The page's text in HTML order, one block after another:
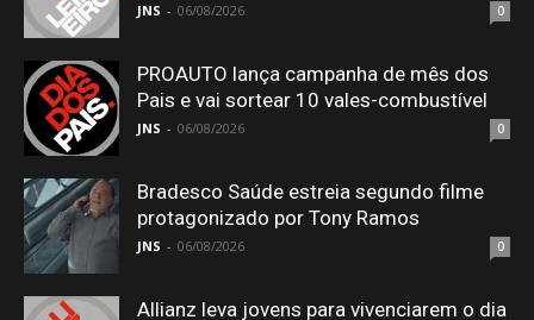
JNS - 06/08/2026 0
PROAUTO lança campanha de mês dos
Pais e vai sortear 10 vales-combustível
JNS - 06/08/2026 0
Bradesco Saúde estreia segundo filme
protagonizado por Tony Ramos
JNS - 06/08/2026 0
Allianz leva jovens para vivenciarem o dia